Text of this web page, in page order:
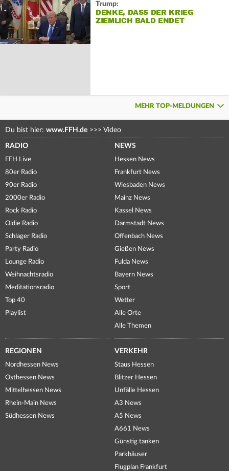
Trump:
DENKE, DASS DER KRIEG
ZIEMLICH BALD ENDET
MEHR TOP-MELDUNGEN
Du bist hier: www.FFH.de >>> Video
RADIO
FFH Live
80er Radio
90er Radio
2000er Radio
Rock Radio
Oldie Radio
Schlager Radio
Party Radio
Lounge Radio
Weihnachtsradio
Meditationsradio
Top 40
Playlist
NEWS
Hessen News
Frankfurt News
Wiesbaden News
Mainz News
Kassel News
Darmstadt News
Offenbach News
Gießen News
Fulda News
Bayern News
Sport
Wetter
Alle Orte
Alle Themen
REGIONEN
Nordhessen News
Osthessen News
Mittelhessen News
Rhein-Main News
Südhessen News
VERKEHR
Staus Hessen
Blitzer Hessen
Unfälle Hessen
A3 News
A5 News
A661 News
Günstig tanken
Parkhäuser
Flugplan Frankfurt